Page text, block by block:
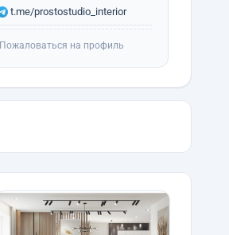
t.me/prostostudio_interior
Пожаловаться на профиль